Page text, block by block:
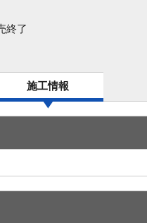
終了
施工情報